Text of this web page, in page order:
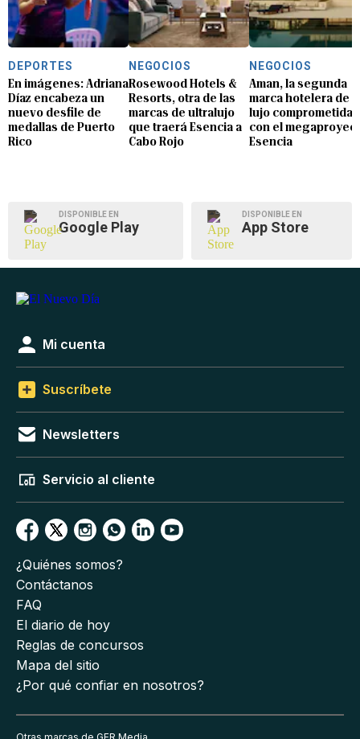
DEPORTES
En imágenes: Adriana
Díaz encabeza un
nuevo desfile de
medallas de Puerto
Rico
NEGOCIOS
Rosewood Hotels &
Resorts, otra de las
marcas de ultralujo
que traerá Esencia a
Cabo Rojo
NEGOCIOS
Aman, la segunda
marca hotelera de
lujo comprometida
con el
Esencia
DISPONIBLE EN
Google Play
DISPONIBLE EN
App Store
Mi cuenta
Suscríbete
Newsletters
Servicio al cliente
¿Quiénes somos?
Contáctanos
FAQ
El diario de hoy
Reglas de concursos
Mapa del sitio
¿Por qué confiar en nosotros?